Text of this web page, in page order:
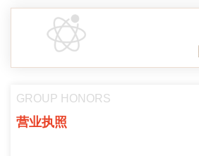
GROUP HONORS
营业执照